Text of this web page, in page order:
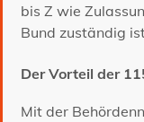
bis Z wie
Bund zuständig
Der Vorteil der
Mit der